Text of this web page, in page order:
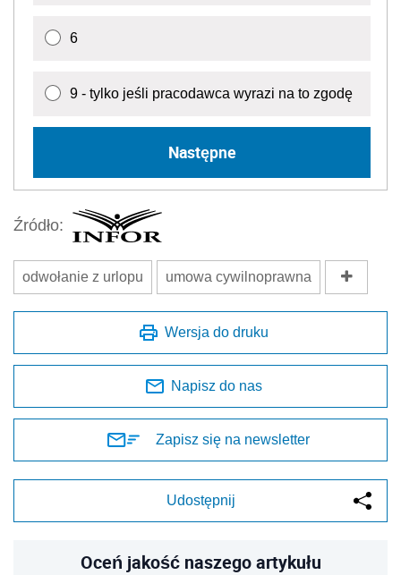
6
9 - tylko jeśli pracodawca wyrazi na to zgodę
Następne
Źródło:
odwołanie z urlopu umowa cywilnoprawna
Wersja do druku
Napisz do nas
Zapisz się na newsletter
Udostępnij
Oceń jakość naszego artykułu